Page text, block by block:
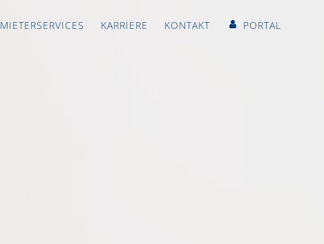
MIETERSERVICES KARRIERE KONTAKT PORTAL